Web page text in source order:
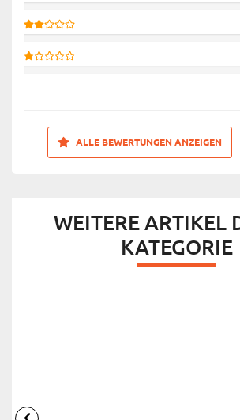
ALLE BEWERTUNGEN ANZEIGEN
WEITERE ARTIKEL
KATEGORIE